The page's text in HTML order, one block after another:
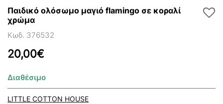
Παιδικό ολόσωμο μαγιό flamingo σε κοραλί
χρώμα
Κωδ. 376532
20,00€
Διαθέσιμο
LITTLE COTTON HOUSE